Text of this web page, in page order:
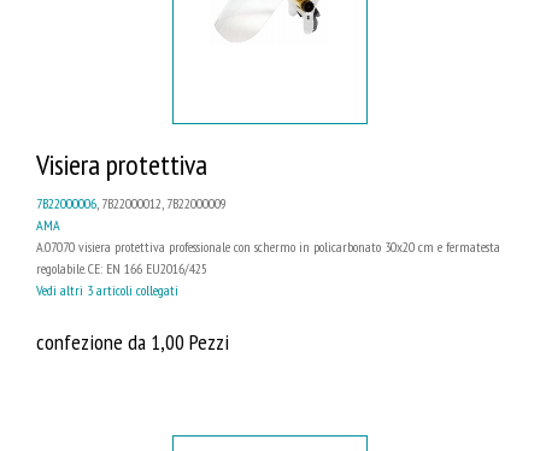
Visiera protettiva
7B22000006 , 7B22000012, 7B22000009
AMA
A.07070 visiera protettiva professionale con schermo in policarbonato 30x20 cm e fermatesta
regolabile. CE: EN 166 EU2016/425
Vedi altri 3 articoli collegati
confezione da 1,00 Pezzi